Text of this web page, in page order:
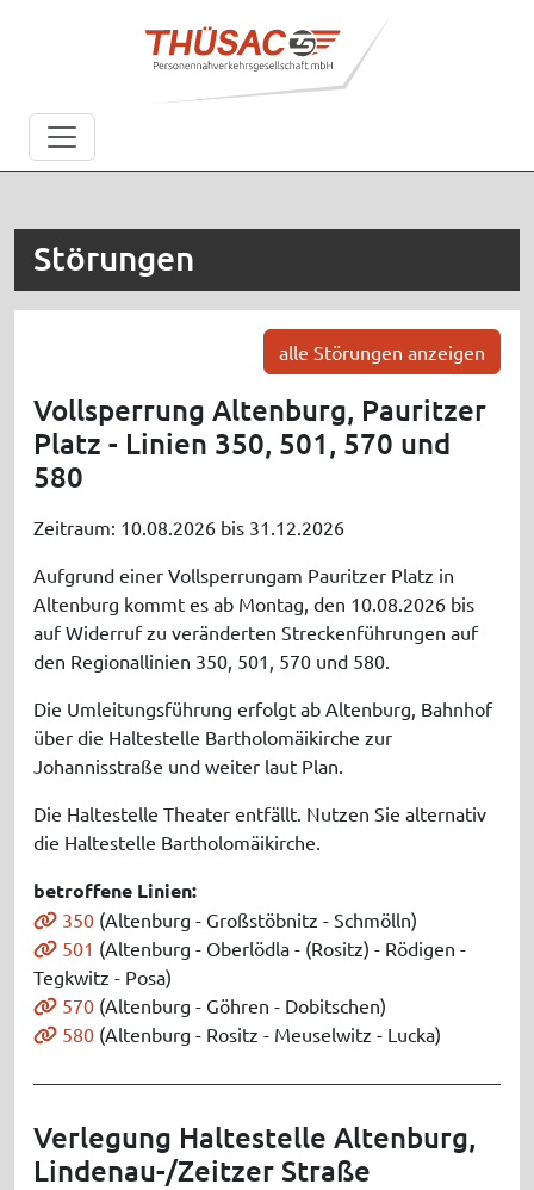
Störungen
alle Störungen anzeigen
Vollsperrung Altenburg, Pauritzer
Platz - Linien 350, 501, 570 und
580
Zeitraum: 10.08.2026 bis 31.12.2026
Aufgrund einer Vollsperrungam Pauritzer Platz in
Altenburg kommt es ab Montag, den 10.08.2026 bis
auf Widerruf zu veränderten Streckenführungen auf
den Regionallinien 350, 501, 570 und 580.
Die Umleitungsführung erfolgt ab Altenburg, Bahnhof
über die Haltestelle Bartholomäikirche zur
Johannisstraße und weiter laut Plan.
Die Haltestelle Theater entfällt. Nutzen Sie alternativ
die Haltestelle Bartholomäikirche.
betroffene Linien:
350 (Altenburg - Großstöbnitz - Schmölln)
501 (Altenburg - Oberlödla - (Rositz) - Rödigen -
Tegkwitz - Posa)
570 (Altenburg - Göhren - Dobitschen)
580 (Altenburg - Rositz - Meuselwitz - Lucka)
Verlegung Haltestelle Altenburg,
Lindenau-/Zeitzer Straße